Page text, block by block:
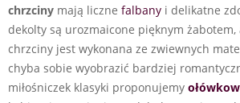
chrzciny mają liczne falbany i delikatne
dekolty są urozmaicone pięknym żabotem,
chrzciny jest wykonana ze zwiewnych
chyba sobie wyobrazić bardziej
miłośniczek klasyki proponujemy